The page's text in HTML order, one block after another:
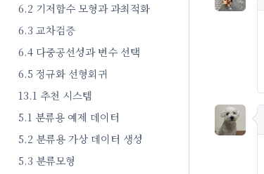
6.2 기저함수 모형과 과최적화
6.3 교차검증
6.4 다중공선성과 변수 선택
6.5 정규화 선형회귀
13.1 추천 시스템
5.1 분류용 예제 데이터
5.2 분류용 가상 데이터 생성
5.3 분류모형